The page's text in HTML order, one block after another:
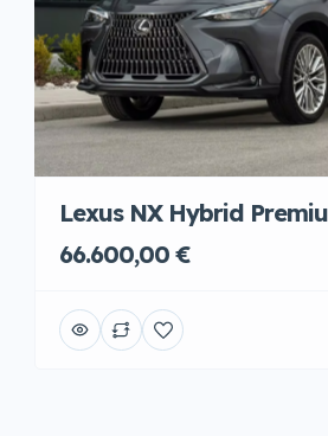
Lexus NX Hybrid
66.600,00 €